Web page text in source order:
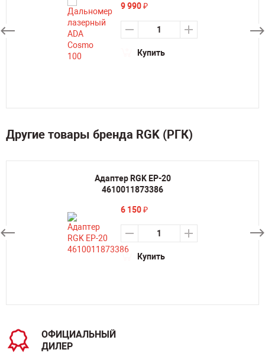
9 990₽
Купить
Другие товары бренда RGK (РГК)
Адаптер RGK EP-20
4610011873386
6 150₽
Купить
ОФИЦИАЛЬНЫЙ
ДИЛЕР